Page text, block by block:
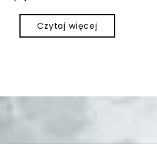
Czytaj więcej